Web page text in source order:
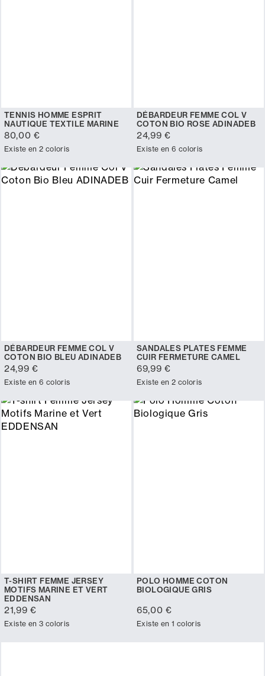
TENNIS HOMME ESPRIT
NAUTIQUE TEXTILE MARINE
80,00 €
Existe en 2 coloris
DÉBARDEUR FEMME COL V
COTON BIO ROSE ADINADEB
24,99 €
Existe en 6 coloris
DÉBARDEUR FEMME COL V
COTON BIO BLEU ADINADEB
24,99 €
Existe en 6 coloris
SANDALES PLATES FEMME
CUIR FERMETURE CAMEL
69,99 €
Existe en 2 coloris
T-SHIRT FEMME JERSEY
MOTIFS MARINE ET VERT
EDDENSAN
21,99 €
Existe en 3 coloris
POLO HOMME COTON
BIOLOGIQUE GRIS
65,00 €
Existe en 1 coloris